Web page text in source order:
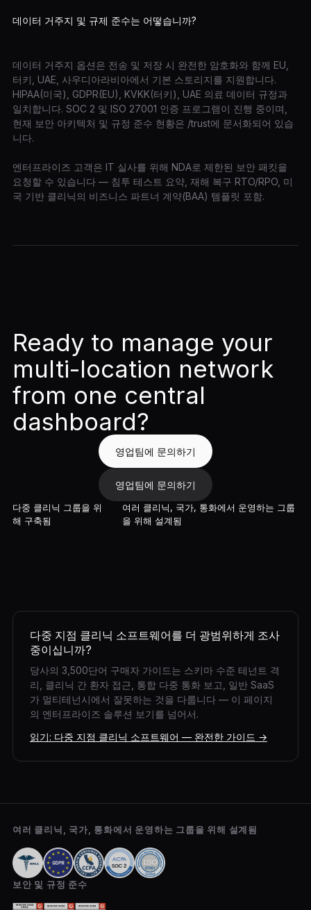
데이터 거주지 및 규제 준수는 어떻습니까?
데이터 거주지 옵션은 전송 및 저장 시 완전한 암호화와 함께 EU,
터키, UAE, 사우디아라비아에서 기본 스토리지를 지원합니다.
HIPAA(미국), GDPR(EU), KVKK(터키), UAE 의료 데이터 규정과
일치합니다. SOC 2 및 ISO 27001 인증 프로그램이 진행 중이며,
현재 보안 아키텍처 및 규정 준수 현황은 /trust에 문서화되어 있습
니다.
엔터프라이즈 고객은 IT 실사를 위해 NDA로 제한된 보안 패킷을
요청할 수 있습니다 — 침투 테스트 요약, 재해 복구 RTO/RPO, 미
국 기반 클리닉의 비즈니스 파트너 계약(BAA) 템플릿 포함.
Ready to manage your
multi-location network
from one central
dashboard?
영업팀에 문의하기
영업팀에 문의하기
다중 클리닉 그룹을 위
해 구축됨
여러 클리닉, 국가, 통화에서 운영하는 그룹
을 위해 설계됨
다중 지점 클리닉 소프트웨어를 더 광범위하게 조사
중이십니까?
당사의 3,500단어 구매자 가이드는 스키마 수준 테넌트 격
리, 클리닉 간 환자 접근, 통합 다중 통화 보고, 일반 SaaS
가 멀티테넌시에서 잘못하는 것을 다룹니다 — 이 페이지
의 엔터프라이즈 솔루션 보기를 넘어서.
읽기: 다중 지점 클리닉 소프트웨어 — 완전한 가이드 →
여러 클리닉, 국가, 통화에서 운영하는 그룹을 위해 설계됨
보안 및 규정 준수